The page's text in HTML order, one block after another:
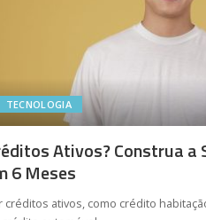
TECNOLOGIA
Ativos? Construa a
6 Meses
créditos ativos, como crédito